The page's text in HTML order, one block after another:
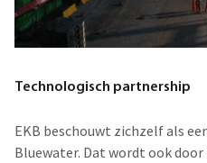
Technologisch partnership
EKB beschouwt zichzelf als
Bluewater. Dat wordt ook